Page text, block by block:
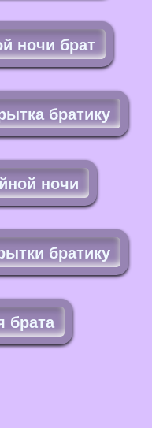
ночи брат
братику
ночи
братику
брата